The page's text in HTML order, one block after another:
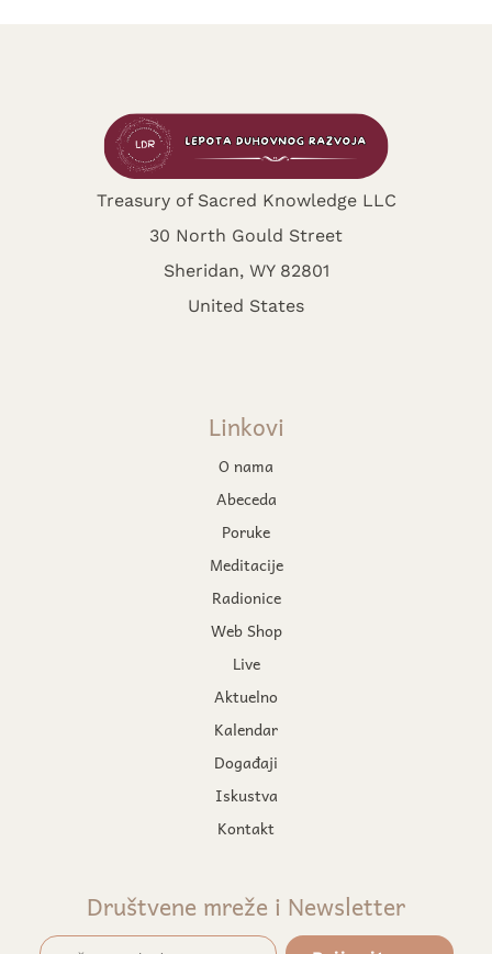
Treasury of Sacred Knowledge LLC
30 North Gould Street
Sheridan, WY 82801
United States
Linkovi
O nama
Abeceda
Poruke
Meditacije
Radionice
Web Shop
Live
Aktuelno
Kalendar
Događaji
Iskustva
Kontakt
Društvene mreže i Newsletter